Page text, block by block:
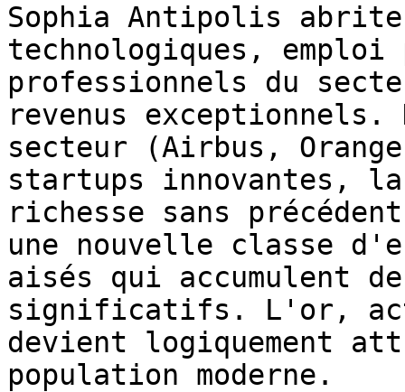
Sophia Antipolis
technologiques, emploi
professionnels du
revenus exceptionnels.
secteur (Airbus,
startups innovantes,
richesse sans
une nouvelle classe
aisés qui accumulent
significatifs. L'or,
devient logiquement
population moderne.